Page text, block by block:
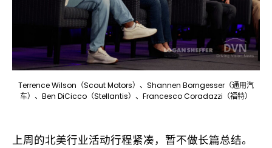
Terrence Wilson（Scout Motors）、Shannen Borngesser（通用汽
车）、Ben DiCicco（Stellantis）、Francesco Coradazzi（福特）
上周的北美行业活动行程紧凑，暂不做长篇总结。